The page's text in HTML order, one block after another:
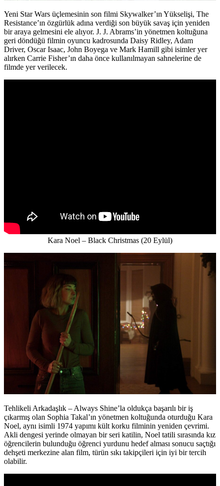
Yeni Star Wars üçlemesinin son filmi Skywalker’ın Yükselişi, The
Resistance’ın özgürlük adına verdiği son büyük savaş için yeniden
bir araya gelmesini ele alıyor. J. J. Abrams’in yönetmen koltuğuna
geri döndüğü filmin oyuncu kadrosunda Daisy Ridley, Adam
Driver, Oscar Isaac, John Boyega ve Mark Hamill gibi isimler yer
alırken Carrie Fisher’ın daha önce kullanılmayan sahnelerine de
filmde yer verilecek.
Kara Noel – Black Christmas (20 Eylül)
Tehlikeli Arkadaşlık – Always Shine’la oldukça başarılı bir iş
çıkarmış olan Sophia Takal’ın yönetmen koltuğunda oturduğu Kara
Noel, aynı isimli 1974 yapımı kült korku filminin yeniden çevrimi.
Akli dengesi yerinde olmayan bir seri katilin, Noel tatili sırasında kız
öğrencilerin bulunduğu öğrenci yurdunu hedef alması sonucu saçtığı
dehşeti merkezine alan film, türün sıkı takipçileri için iyi bir tercih
olabilir.